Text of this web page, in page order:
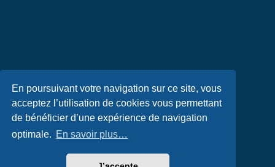
En poursuivant votre navigation sur ce site, vous
acceptez l’utilisation de cookies vous permettant
de bénéficier d’une expérience de navigation
optimale. En savoir plus…